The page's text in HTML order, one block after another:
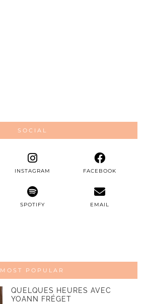
SOCIAL
INSTAGRAM FACEBOOK
SPOTIFY EMAIL
MOST POPULAR
QUELQUES HEURES AVEC
YOANN FRÉGET